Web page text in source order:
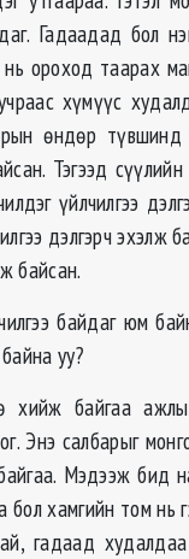
Гадаадад бол
ороход таарах
хүмүүс
өндөр түвшинд
Тэгээд
үйлчилгээ
дэлгэрч эхэлж
байсан.
байдаг юм
уу?
байгаа
Энэ салбарыг
Мэдээж бид
хамгийн том нь
гадаад